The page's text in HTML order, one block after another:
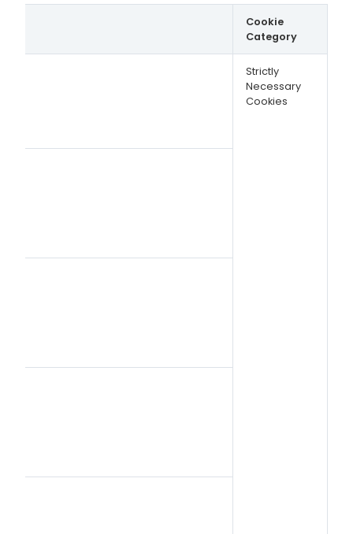
Cookie
Category
Strictly
Necessary
Cookies